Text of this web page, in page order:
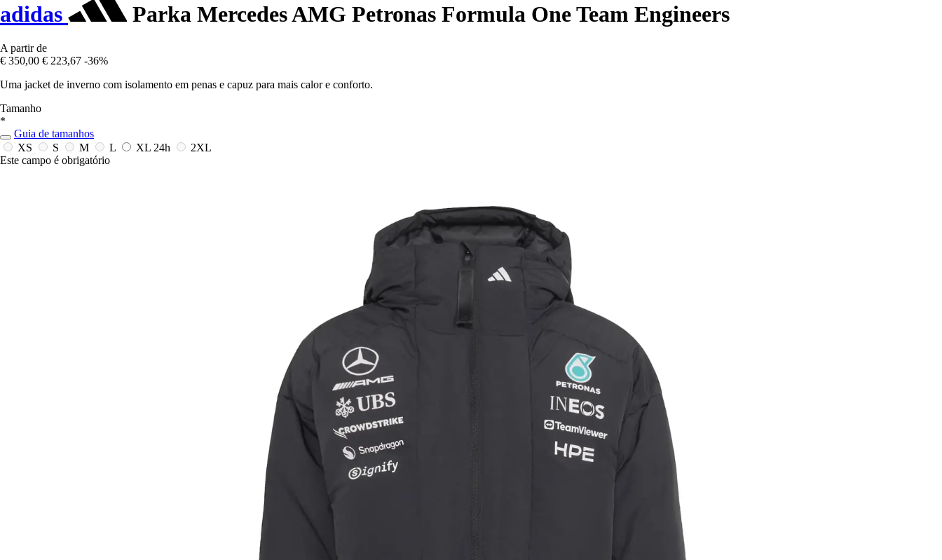
adidas Parka Mercedes AMG Petronas Formula One Team Engineers
A partir de
€ 350,00 € 223,67 -36%
Uma jacket de inverno com isolamento em penas e capuz para mais calor e conforto.
Tamanho
*
Guia de tamanhos
XS
S M L XL 24h
2XL
Este campo é obrigatório